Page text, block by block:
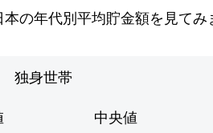
の年代別平均貯金額を見てみ
独身世帯
中央値